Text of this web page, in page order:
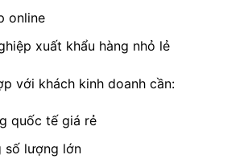
online
xuất khẩu hàng nhỏ lẻ
với khách kinh doanh cần:
quốc tế giá rẻ
số lượng lớn